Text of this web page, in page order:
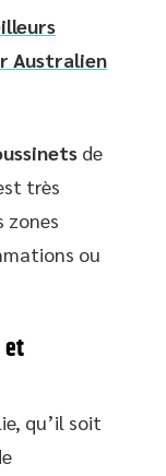
Australien
de
très
zones
ou
et
qu’il soit